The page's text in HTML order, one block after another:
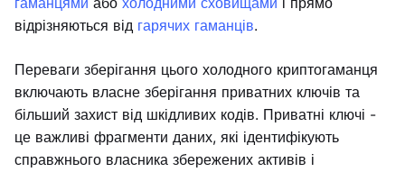
відрізняються від гарячих гаманців.
Переваги зберігання цього холодного криптогаманця
включають власне зберігання приватних ключів та
більший захист від шкідливих кодів. Приватні ключі -
це важливі фрагменти даних, які ідентифікують
справжнього власника збережених активів і